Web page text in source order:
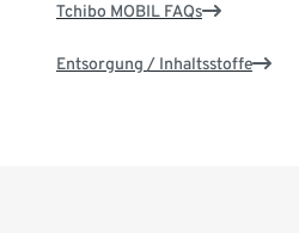
Tchibo MOBIL FAQs
Entsorgung / Inhaltsstoffe